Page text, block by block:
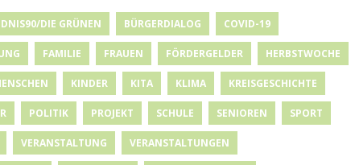
DIE GRÜNEN BÜRGERDIALOG COVID-19
FAMILIE FRAUEN FÖRDERGELDER HERBSTWOCHE
KINDER KITA KLIMA KREISGESCHICHTE
POLITIK PROJEKT SCHULE SENIOREN SPORT
VERANSTALTUNG VERANSTALTUNGEN